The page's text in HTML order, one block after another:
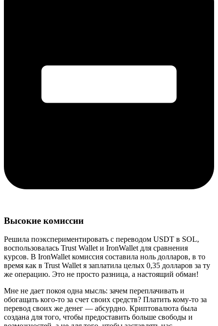
Высокие комиссии
Решила поэкспериментировать с переводом USDT в SOL,
воспользовалась Trust Wallet и IronWallet для сравнения
курсов. В IronWallet комиссия составила ноль долларов, в то
время как в Trust Wallet я заплатила целых 0,35 долларов за ту
же операцию. Это не просто разница, а настоящий обман!
Мне не дает покоя одна мысль: зачем переплачивать и
обогащать кого-то за счет своих средств? Платить кому-то за
перевод своих же денег — абсурдно. Криптовалюта была
создана для того, чтобы предоставить больше свободы и